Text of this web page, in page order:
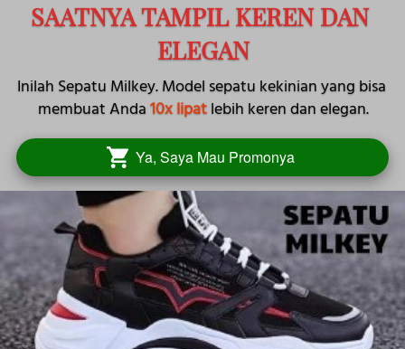
SAATNYA TAMPIL KEREN DAN
ELEGAN
Inilah Sepatu Milkey. Model sepatu kekinian yang bisa
membuat Anda 10x lipat lebih keren dan elegan.
` Ya, Saya Mau Promonya